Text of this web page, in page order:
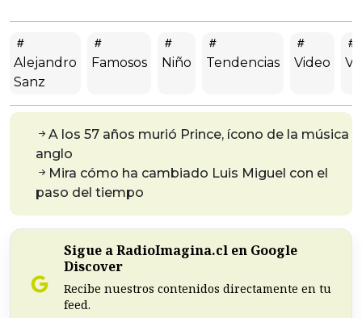
Alejandro
Sanz
Famosos Niño Tendencias Video
A los 57 años murió Prince, ícono de la música
anglo
Mira cómo ha cambiado Luis Miguel con el
paso del tiempo
Sigue a RadioImagina.cl en Google
Discover
Recibe nuestros contenidos directamente en tu
feed.